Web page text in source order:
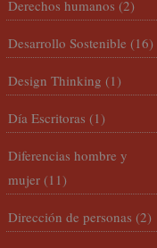
Derechos humanos (2)
Desarrollo Sostenible (16)
Design Thinking (1)
Día Escritoras (1)
Diferencias hombre y
mujer (11)
Dirección de personas (2)